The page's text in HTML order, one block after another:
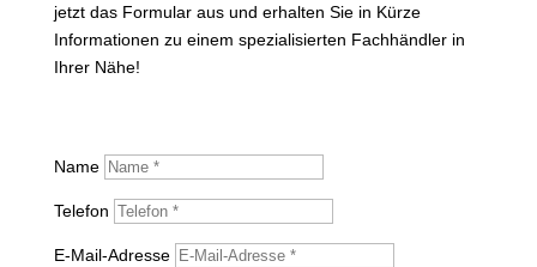
jetzt das Formular aus und erhalten Sie in Kürze
Informationen zu einem spezialisierten Fachhändler in
Ihrer Nähe!
Name
Telefon
E-Mail-Adresse